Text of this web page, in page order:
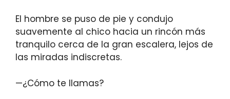
El hombre se puso de pie y condujo
suavemente al chico hacia un rincón más
tranquilo cerca de la gran escalera, lejos de
las miradas indiscretas.
—¿Cómo te llamas?